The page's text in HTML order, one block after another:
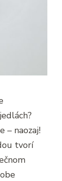
– naozaj!
tvorí